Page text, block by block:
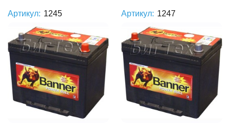
Артикул: 1245 Артикул: 1247